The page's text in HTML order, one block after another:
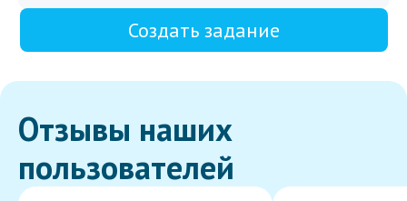
Создать задание
Отзывы наших
пользователей